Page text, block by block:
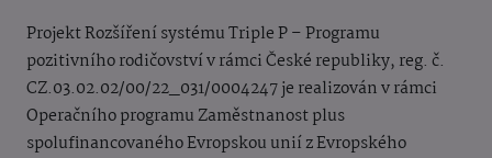
Projekt Rozšíření systému Triple P – Programu
pozitivního rodičovství v rámci České republiky, reg. č.
CZ.03.02.02/00/22_031/0004247 je realizován v rámci
Operačního programu Zaměstnanost plus
spolufinancovaného Evropskou unií z Evropského